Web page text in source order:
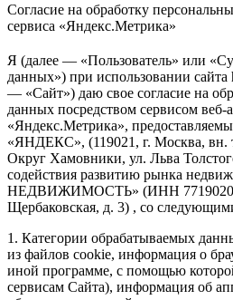
Согласие на обработку
сервиса «Яндекс.Метрика»
Я (далее — «Пользователь» или
данных») при использовании
— «Сайт») даю свое согласие на
данных посредством сервисом веб-
«Яндекс.Метрика»,
«ЯНДЕКС», (119021, г. Москва, вн.
Округ Хамовники, ул. Льва
содействия развитию рынка
НЕДВИЖИМОСТЬ» (ИНН
Щербаковская, д. 3) , со
1. Категории обрабатываемых
из файлов cookie, информация о
иной программе, с помощью
сервисам Сайта), информация об